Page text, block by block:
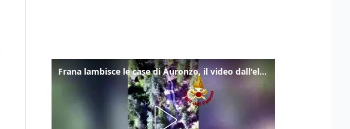
Frana lambisce le case di Auronzo, il video dall'elicottero dei vigili del fuoco